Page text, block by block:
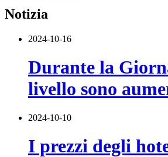
Notizia
2024-10-16
Durante la
livello sono
2024-10-10
I prezzi degli